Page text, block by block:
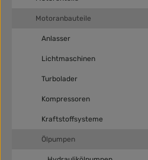
Motoranbauteile
Anlasser
Lichtmaschinen
Turbolader
Kompressoren
Kraftstoffsysteme
Ölpumpen